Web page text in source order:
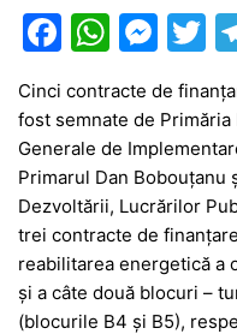
F
c
e
b
o
o
k
W
at
s
A
p
p
M
s
s
e
n
g
er
T
Cinci contracte de
fost semnate de
Generale de
Primarul Dan
Dezvoltării, Lucrărilor
trei contracte de
reabilitarea energetică a
şi a câte două blocuri –
(blocurile B4 şi B5),